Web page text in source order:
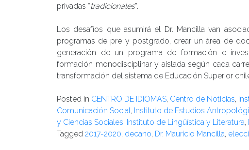
privadas “tradicionales”.
Los desafíos que asumirá el Dr. Mancilla van
programas de pre y postgrado, crear un área de
generación de un programa de formación e
formación monodisciplinar y aislada según cada
transformación del sistema de Educación Superior
Posted in CENTRO DE IDIOMAS, Centro de Noticias,
Comunicación Social, Instituto de Estudios
y Ciencias Sociales, Instituto de Lingüística y Literatura,
Tagged 2017-2020, decano, Dr. Mauricio Mancilla,